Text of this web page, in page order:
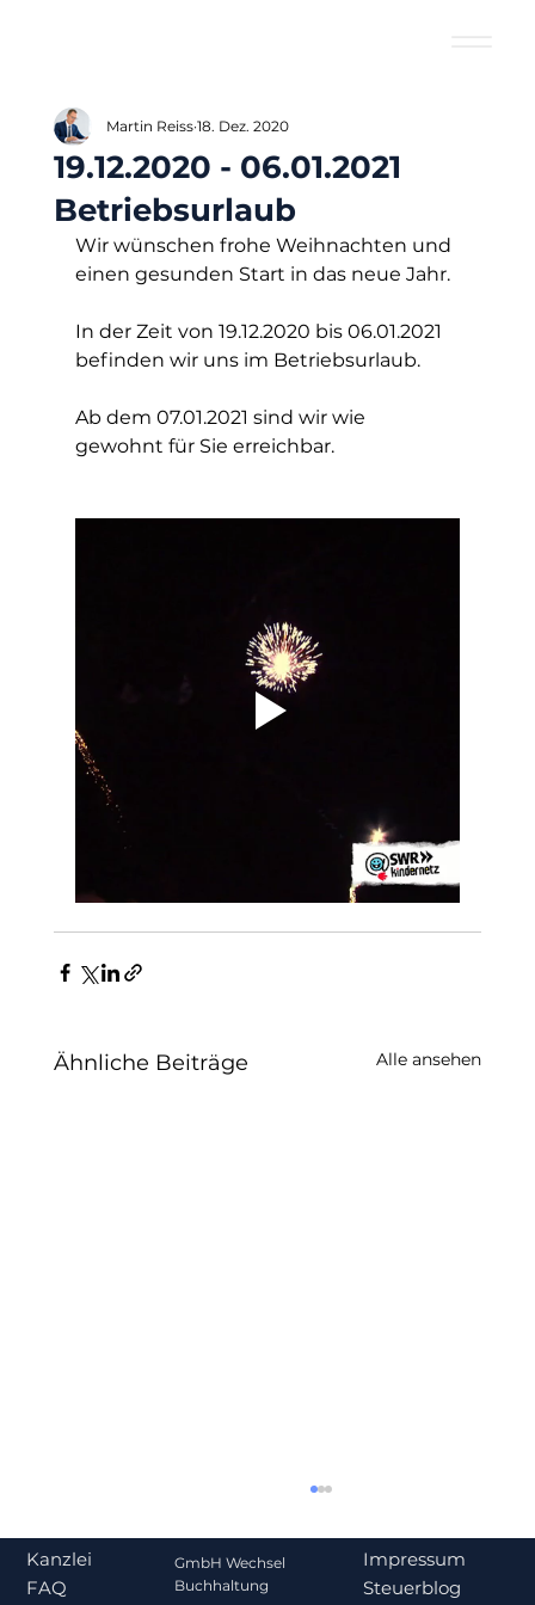
19.12.2020 - 06.01.2021
Betriebsurlaub
Martin Reiss 18. Dez. 2020
Wir wünschen frohe Weihnachten und
einen gesunden Start in das neue Jahr.
In der Zeit von 19.12.2020 bis 06.01.2021
befinden wir uns im Betriebsurlaub.
Ab dem 07.01.2021 sind wir wie
gewohnt für Sie erreichbar.
Ähnliche Beiträge Alle ansehen
Kanzlei
FAQ
Impressum
Steuerblog
GmbH Wechsel
Buchhaltung